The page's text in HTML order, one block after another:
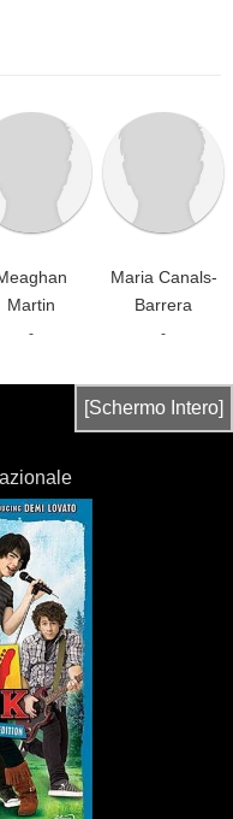
Martin
-
Maria Canals-
Barrera
-
[Schermo Intero]